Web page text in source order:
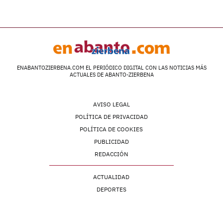
ENABANTOZIERBENA.COM EL PERIÓDICO DIGITAL CON LAS NOTICIAS MÁS
ACTUALES DE ABANTO-ZIERBENA
AVISO LEGAL
POLÍTICA DE PRIVACIDAD
POLÍTICA DE COOKIES
PUBLICIDAD
REDACCIÓN
ACTUALIDAD
DEPORTES